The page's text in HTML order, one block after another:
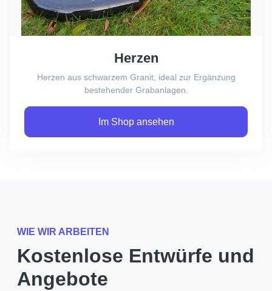
Herzen
Herzen aus schwarzem Granit, ideal zur Ergänzung
bestehender Grabanlagen.
Im Shop ansehen
WIE WIR ARBEITEN
Kostenlose Entwürfe und
Angebote